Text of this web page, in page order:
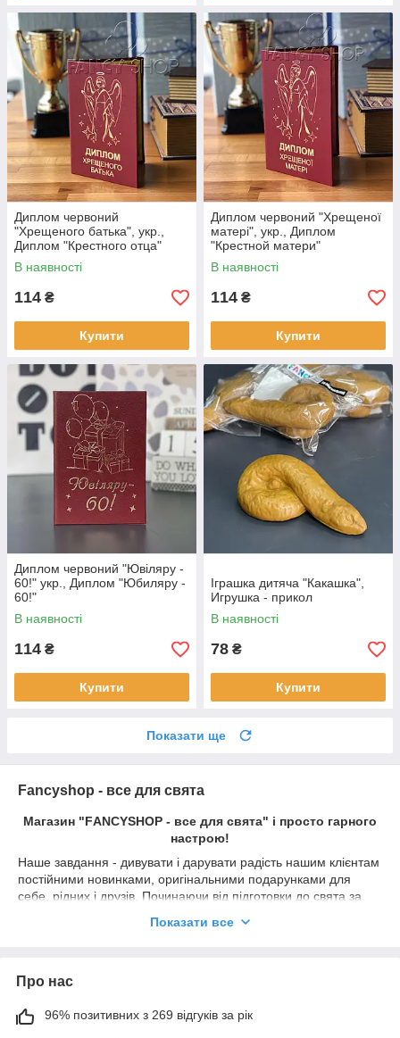
Диплом червоний
"Хрещеного батька", укр.,
Диплом "Крестного отца"
В наявності
114 ₴
Купити
Диплом червоний "Хрещеної
матері", укр., Диплом
"Крестной матери"
В наявності
114 ₴
Купити
Диплом червоний "Ювіляру -
60!" укр., Диплом "Юбиляру -
60!"
В наявності
114 ₴
Купити
Іграшка дитяча "Какашка",
Игрушка - прикол
В наявності
78 ₴
Купити
Показати ще
Fancyshop - все для свята
Магазин "FАNCYSHOP - все для свята" і просто гарного
настрою!
Наше завдання - дивувати і дарувати радість нашим клієнтам
постійними новинками, оригінальними подарунками для
себе, рідних і друзів. Починаючи від підготовки до свята за
хлопавок, святкової тематичної атрибутики, посуд, гірлянд,
закінчуючи упаковкою, а саме стильні подарункові пакети та
магазині можна придбати різного роду:
Показати все
Про нас
96% позитивних з 269 відгуків за рік